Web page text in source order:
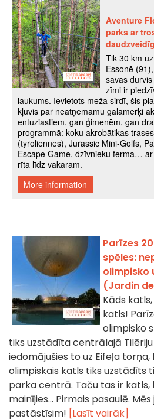
Parīzes
spēles:
olimpisko
(Jardin
Kāds
katls!
olimpisko
tiks uzstādīta centrālajā
iedomājušies to uz Eifeļa
olimpiskais katls tiks uzstādīts
parka centrā. Taču tas ir katls,
mainījies... Pirmais pasaulē.
pastāstīsim! [Lasīt vairāk]